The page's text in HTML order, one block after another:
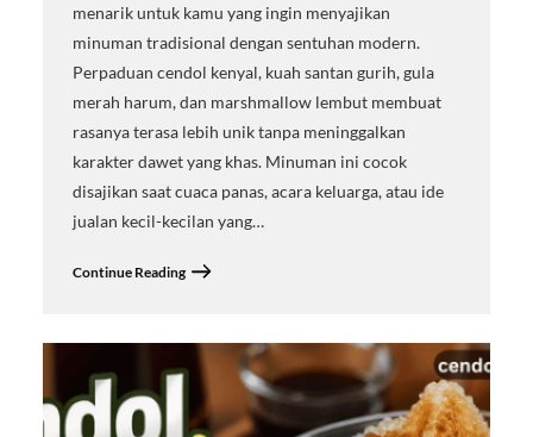
menarik untuk kamu yang ingin menyajikan
minuman tradisional dengan sentuhan modern.
Perpaduan cendol kenyal, kuah santan gurih, gula
merah harum, dan marshmallow lembut membuat
rasanya terasa lebih unik tanpa meninggalkan
karakter dawet yang khas. Minuman ini cocok
disajikan saat cuaca panas, acara keluarga, atau ide
jualan kecil-kecilan yang…
Continue Reading